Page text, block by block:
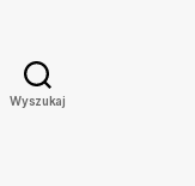
Wyszukaj